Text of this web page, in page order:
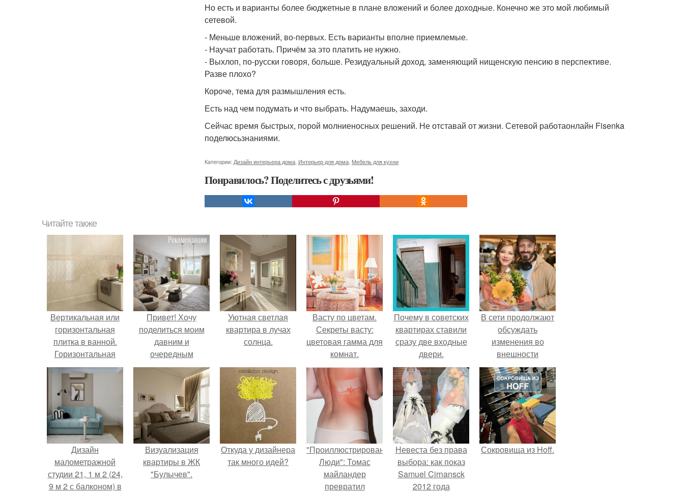
Но есть и варианты более бюджетные в плане вложений и более доходные. Конечно же это мой любимый
сетевой.
- Меньше вложений, во-первых. Есть варианты вполне приемлемые.
- Научат работать. Причём за это платить не нужно.
- Выхлоп, по-русски говоря, больше. Резидуальный доход, заменяющий нищенскую пенсию в перспективе.
Разве плохо?
Короче, тема для размышления есть.
Есть над чем подумать и что выбрать. Надумаешь, заходи.
Сейчас время быстрых, порой молниеносных решений. Не отставай от жизни. Сетевой работаонлайн Fisenka
поделюсьзнаниями.
Категории: Дизайн интерьера дома Интерьер для дома Мебель для кухни
Понравилось? Поделитесь с друзьями!
Читайте также
Вертикальная или
горизонтальная
плитка в ванной.
Горизонтальная
или вертикальная
укладка плитки: так
ли это важно
Привет! Хочу
поделиться моим
давним и
очередным
неопубликованным
проектом.
Уютная светлая
квартира в лучах
солнца.
Васту по цветам.
Секреты васту:
цветовая гамма для
комнат.
Почему в советских
квартирах ставили
сразу две входные
двери.
В сети продолжают
обсуждать
изменения во
внешности
актрисы.
Дизайн
малометражной
студии 21, 1 м 2 (24,
9 м 2 с балконом) в
Визуализация
квартиры в ЖК
"Булычев".
Откуда у дизайнера
так много идей?
"Проиллюстрированные
Люди": Томас
майландер
превратил
Невеста без права
выбора: как показ
Samuel Cirnansck
2012 года
Сокровища из Hoff.